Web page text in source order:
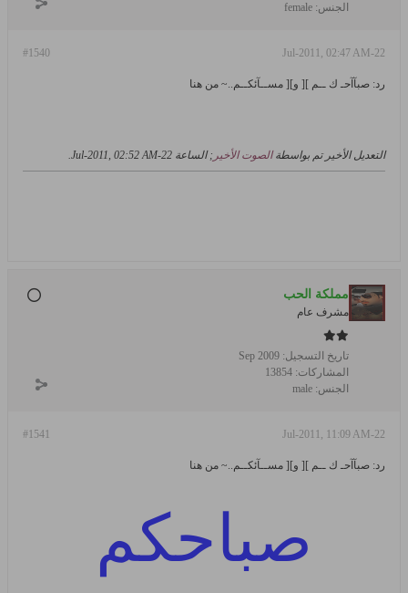
الجنس: female
#1540 22-Jul-2011, 02:47 AM
رد: صبآآحـ ك ــم ][ و][ مســآئكــم..~ من هنا
التعديل الأخير تم بواسطةالصوت الأخير ; الساعة 22-Jul-2011, 02:52 AM
.
مملكة الحب
مشرف عام
تاريخ التسجيل: Sep 2009
المشاركات: 13854
الجنس: male
#1541 22-Jul-2011, 11:09 AM
رد: صبآآحـ ك ــم ][ و][ مســآئكــم..~ من هنا
صباحكم